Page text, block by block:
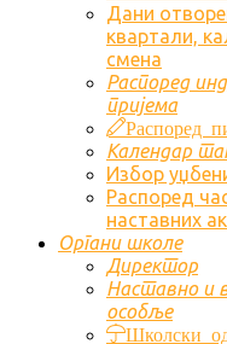
Дани
квартали,
смена
Распоред
пријема
Распоред
Календар
Избор
Распоред
наставних
Органи школе
Директор
Наставно и
особље
Школски